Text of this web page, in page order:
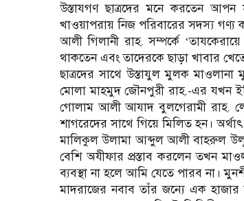
উস্তাযগণ ছাত্রদের মনে করতেন আপন
খাওয়াপরায় নিজ পরিবারের সদস্য গণ্য
আলী গিলানী রাহ. সম্পর্কে ‘
থাকতেন এবং তাদেরকে ছাড়া খাবার
ছাত্রদের সাথে উস্তাযুল মুলক
মোলা মাহমুদ জৌনপুরী রাহ.-এর যখন
গোলাম আলী আযাদ বুলগেরামী রাহ.
শাগরেদের সাথে গিয়ে মিলিত হন।
মালিকুল উলামা আব্দুল আলী বাহরুল
বেশি অযীফার প্রস্তাব করলেন তখন
ব্যবস্থা না হলে আমি যেতে পারব না।
মাদরাজের নবাব তাঁর জন্যে এক হাজার